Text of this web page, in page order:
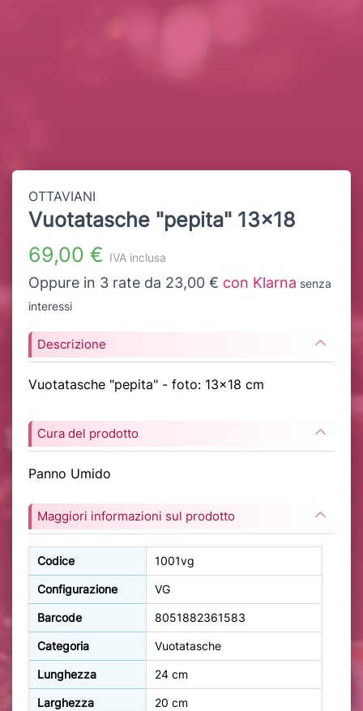
OTTAVIANI
Vuotatasche "pepita" 13x18
69,00 € IVA inclusa
Oppure in 3 rate da 23,00 € con Klarna senza
interessi
Descrizione
Vuotatasche "pepita" - foto: 13x18 cm
Cura del prodotto
Panno Umido
Maggiori informazioni sul prodotto
Codice 1001vg
Configurazione VG
Barcode 8051882361583
Categoria Vuotatasche
Lunghezza 24 cm
Larghezza 20 cm